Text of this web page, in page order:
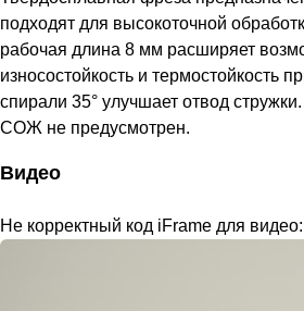
подходят для высокоточной
рабочая длина 8 мм расширяет
износостойкость и термостойкость
спирали 35° улучшает отвод
СОЖ не предусмотрен.
Видео
Не корректный код iFrame для видео: